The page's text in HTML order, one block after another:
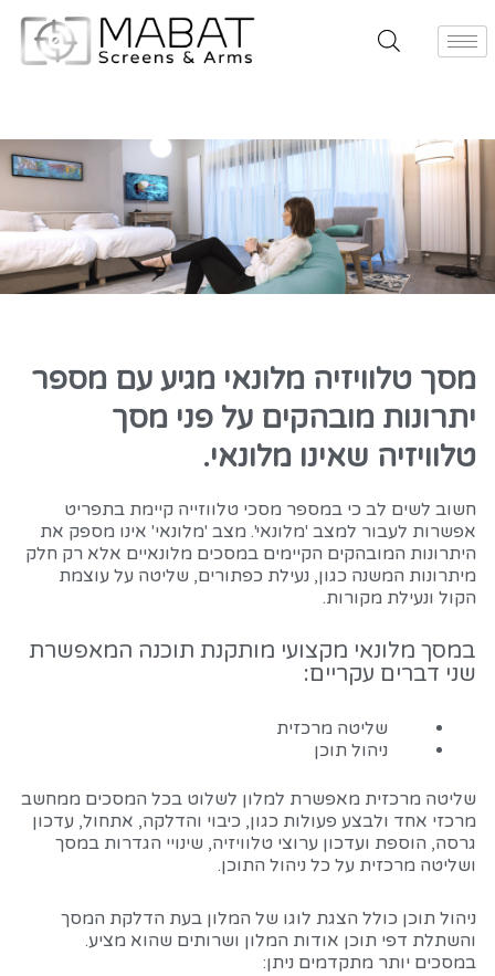
מסך טלוויזיה מלונאי מגיע עם מספר
יתרונות מובהקים על פני מסך
טלוויזיה שאינו מלונאי.
חשוב לשים לב כי במספר מסכי טלווזייה קיימת בתפריט
אפשרות לעבור למצב 'מלונאי'. מצב 'מלונאי' אינו מספק את
היתרונות המובהקים הקיימים במסכים מלונאיים אלא רק חלק
מיתרונות המשנה כגון, נעילת כפתורים, שליטה על עוצמת
הקול ונעילת מקורות.
במסך מלונאי מקצועי מותקנת תוכנה המאפשרת
שני דברים עקריים:
שליטה מרכזית
ניהול תוכן
שליטה מרכזית מאפשרת למלון לשלוט בכל המסכים ממחשב
מרכזי אחד ולבצע פעולות כגון, כיבוי והדלקה, אתחול, עדכון
גרסה, הוספת ועדכון ערוצי טלוויזיה, שינויי הגדרות במסך
ושליטה מרכזית על כל ניהול התוכן.
ניהול תוכן כולל הצגת לוגו של המלון בעת הדלקת המסך
והשתלת דפי תוכן אודות המלון ושרותים שהוא מציע.
במסכים יותר מתקדמים ניתן: